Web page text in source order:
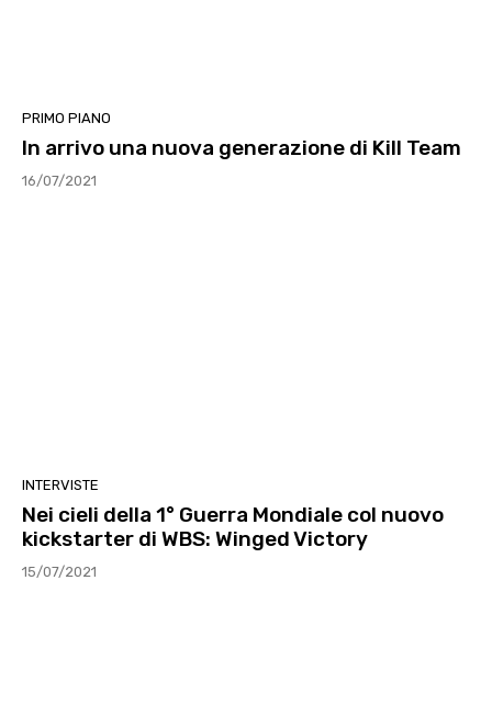
PRIMO PIANO
In arrivo una nuova generazione di Kill Team
16/07/2021
INTERVISTE
Nei cieli della 1° Guerra Mondiale col nuovo
kickstarter di WBS: Winged Victory
15/07/2021